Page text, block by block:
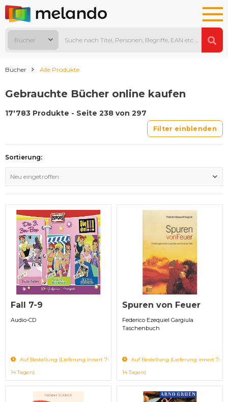
Bücher
Bücher Alle Produkte
Gebrauchte Bücher online kaufen
17'783 Produkte - Seite 238 von 297
Filter einblenden
Sortierung:
Neu eingetroffen
Fall 7-9
Audio-CD
Auf Bestellung (Lieferung innert 7-
14 Tagen)
Spuren von Feuer
Federico Ezequiel Gargiula
Taschenbuch
Auf Bestellung (Lieferung innert 7-
14 Tagen)